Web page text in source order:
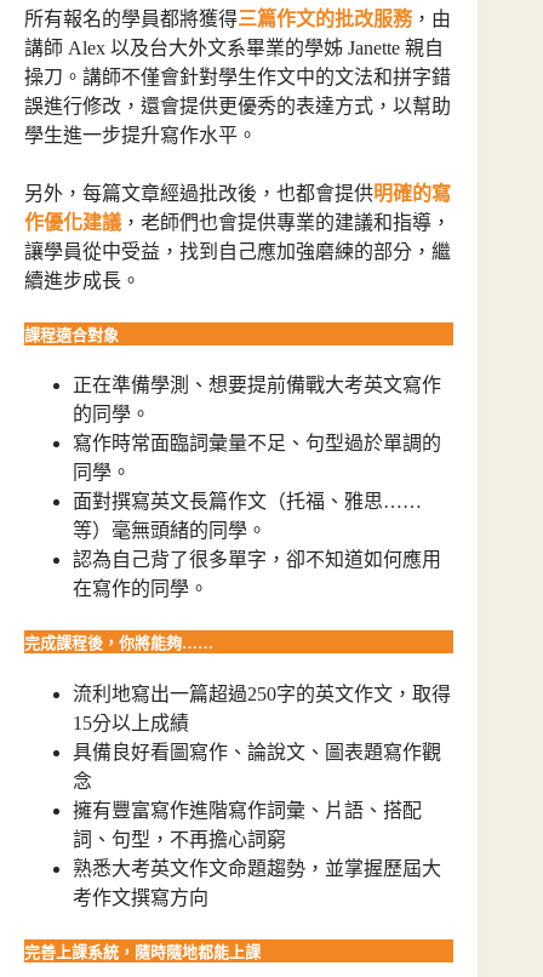
所有報名的學員都將獲得三篇作文的批改服務，由
講師 Alex 以及台大外文系畢業的學姊 Janette 親自
操刀。講師不僅會針對學生作文中的文法和拼字錯
誤進行修改，還會提供更優秀的表達方式，以幫助
學生進一步提升寫作水平。
另外，每篇文章經過批改後，也都會提供明確的寫
作優化建議 ，老師們也會提供專業的建議和指導，
讓學員從中受益，找到自己應加強磨練的部分，繼
續進步成長。
課程適合對象
正在準備學測、想要提前備戰大考英文寫作
的同學。
寫作時常面臨詞彙量不足、句型過於單調的
同學。
面對撰寫英文長篇作文（托福、雅思……
等）毫無頭緒的同學。
認為自己背了很多單字，卻不知道如何應用
在寫作的同學。
完成課程後，你將能夠……
流利地寫出一篇超過250字的英文作文，取得
15分以上成績
具備良好看圖寫作、論說文、圖表題寫作觀
念
擁有豐富寫作進階寫作詞彙、片語、搭配
詞、句型，不再擔心詞窮
熟悉大考英文作文命題趨勢，並掌握歷屆大
考作文撰寫方向
完善上課系統，隨時隨地都能上課